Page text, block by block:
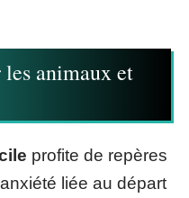
les animaux et
profite de repères
liée au départ